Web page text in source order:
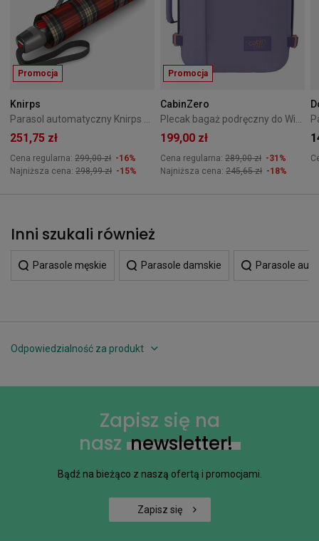
Promocja
Knirps
251,75 zł
Cena regularna: 299,00 zł -16%
Najniższa cena: 298,99 zł -15%
Promocja
CabinZero
199,00 zł
Cena regularna: 289,00 zł -31%
Najniższa cena: 245,65 zł -18%
Inni szukali również
Parasole męskie Parasole damskie Parasole
Odpowiedzialność za produkt
Zapisz się na
nasz newsletter!
Bądź na bieżąco z naszą ofertą i promocjami.
Zapisz się